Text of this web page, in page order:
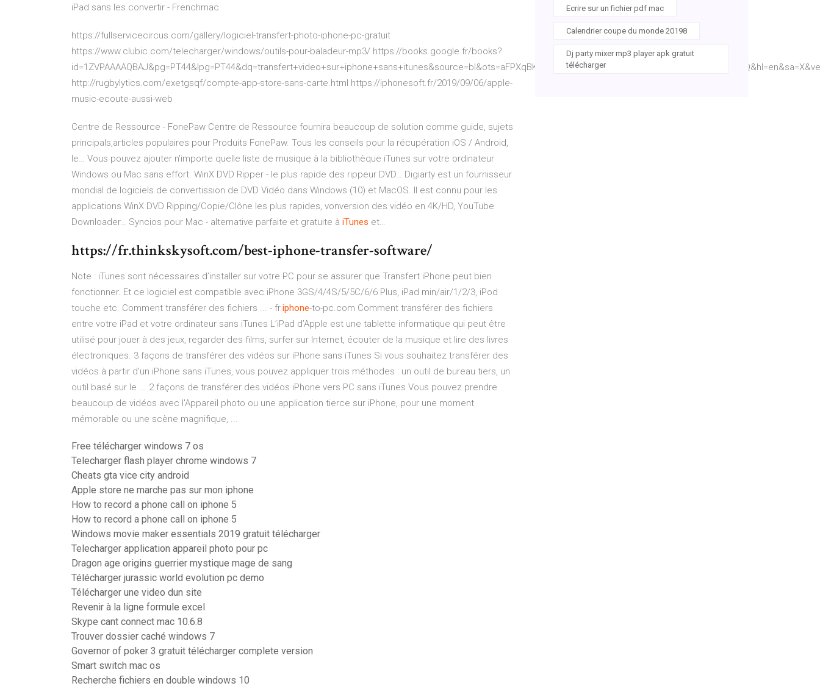
iPad sans les convertir - Frenchmac
https://fullservicecircus.com/gallery/logiciel-transfert-photo-iphone-pc-gratuit
https://www.clubic.com/telecharger/windows/outils-pour-baladeur-mp3/ https://books.google.fr/books?
http://rugbylytics.com/exetgsqf/compte-app-store-sans-carte.html https://iphonesoft.fr/2019/09/06/apple-
music-ecoute-aussi-web
Centre de Ressource - FonePaw Centre de Ressource fournira beaucoup de solution comme guide, sujets
principals,articles populaires pour Produits FonePaw. Tous les conseils pour la récupération iOS / Android,
le… Vous pouvez ajouter n'importe quelle liste de musique à la bibliothèque iTunes sur votre ordinateur
Windows ou Mac sans effort. WinX DVD Ripper - le plus rapide des rippeur DVD… Digiarty est un fournisseur
mondial de logiciels de convertission de DVD Vidéo dans Windows (10) et MacOS. Il est connu pour les
applications WinX DVD Ripping/Copie/Clône les plus rapides, vonversion des vidéo en 4K/HD, YouTube
Downloader… Syncios pour Mac - alternative parfaite et gratuite à iTunes et…
https://fr.thinkskysoft.com/best-iphone-transfer-software/
Note : iTunes sont nécessaires d’installer sur votre PC pour se assurer que Transfert iPhone peut bien
fonctionner. Et ce logiciel est compatible avec iPhone 3GS/4/4S/5/5C/6/6 Plus, iPad min/air/1/2/3, iPod
touche etc. Comment transférer des fichiers ... - fr.iphone-to-pc.com Comment transférer des fichiers
entre votre iPad et votre ordinateur sans iTunes L’iPad d’Apple est une tablette informatique qui peut être
utilisé pour jouer à des jeux, regarder des films, surfer sur Internet, écouter de la musique et lire des livres
électroniques. 3 façons de transférer des vidéos sur iPhone sans iTunes Si vous souhaitez transférer des
vidéos à partir d'un iPhone sans iTunes, vous pouvez appliquer trois méthodes : un outil de bureau tiers, un
outil basé sur le ... 2 façons de transférer des vidéos iPhone vers PC sans iTunes Vous pouvez prendre
beaucoup de vidéos avec l'Appareil photo ou une application tierce sur iPhone, pour une moment
mémorable ou une scène magnifique, ...
Free télécharger windows 7 os
Telecharger flash player chrome windows 7
Cheats gta vice city android
Apple store ne marche pas sur mon iphone
How to record a phone call on iphone 5
How to record a phone call on iphone 5
Windows movie maker essentials 2019 gratuit télécharger
Telecharger application appareil photo pour pc
Dragon age origins guerrier mystique mage de sang
Télécharger jurassic world evolution pc demo
Télécharger une video dun site
Revenir à la ligne formule excel
Skype cant connect mac 10.6.8
Trouver dossier caché windows 7
Governor of poker 3 gratuit télécharger complete version
Smart switch mac os
Recherche fichiers en double windows 10
Ecrire sur un fichier pdf mac
Calendrier coupe du monde 20198
Dj party mixer mp3 player apk gratuit
télécharger